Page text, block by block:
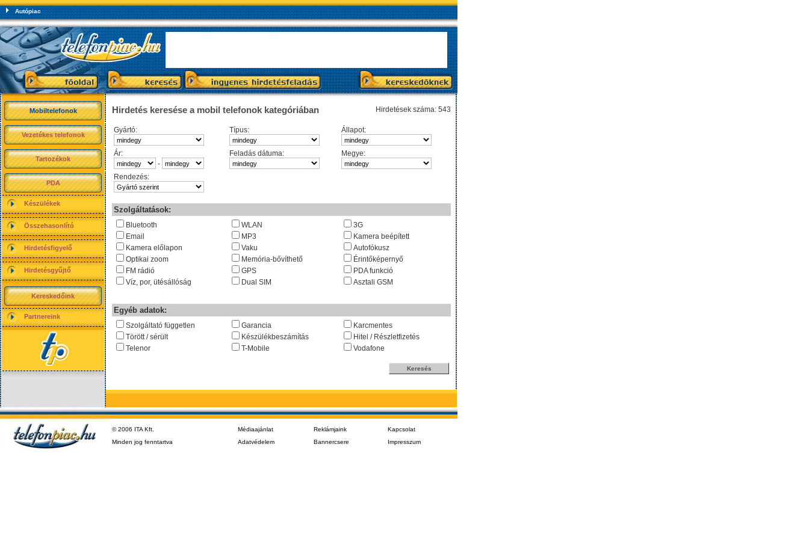
Autópiac
Mobiltelefonok
Vezetékes telefonok
Tartozékok
PDA
Készülékek
Összehasonlító
Hirdetésfigyelő
Hirdetésgyűjtő
Kereskedőink
Partnereink
Hirdetés keresése a mobil telefonok kategóriában Hirdetések száma: 543
Gyártó: Típus: Állapot:
Ár:
-
Feladás dátuma: Megye:
Rendezés:
Szolgáltatások:
Bluetooth
Email
Kamera előlapon
Optikai zoom
FM rádió
Víz, por, ütésállóság
WLAN
MP3
Vaku
Memória-bővíthető
GPS
Dual SIM
3G
Kamera beépített
Autofókusz
Érintőképernyő
PDA funkció
Asztali GSM
Egyéb adatok:
Szolgáltató független
Törött / sérült
Telenor
Garancia
Készülékbeszámítás
T-Mobile
Karcmentes
Hitel / Részletfizetés
Vodafone
© 2006 ITA Kft.
Minden jog fenntartva
Médiaajánlat
Adatvédelem
Reklámjaink
Bannercsere
Kapcsolat
Impresszum